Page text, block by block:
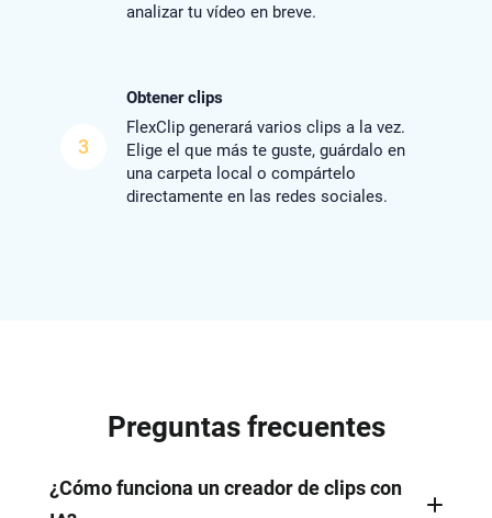
analizar tu vídeo en breve.
3
Obtener clips
FlexClip generará varios clips a la vez.
Elige el que más te guste, guárdalo en
una carpeta local o compártelo
directamente en las redes sociales.
Preguntas frecuentes
¿Cómo funciona un creador de clips con